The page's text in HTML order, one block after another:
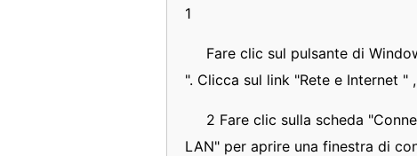
1
Fare clic sul pulsante di
". Clicca sul link "Rete e Internet
2 Fare clic sulla scheda
LAN" per aprire una finestra di